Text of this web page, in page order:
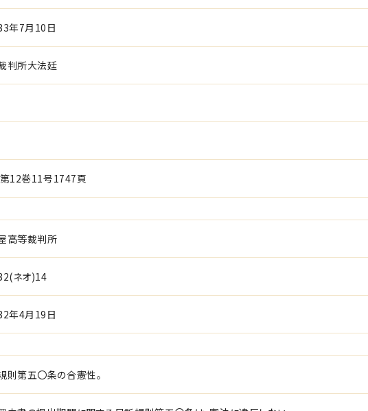
年7月10日
判所大法廷
12巻11号1747頁
高等裁判所
ネオ)14
年4月19日
則第五〇条の合憲性。